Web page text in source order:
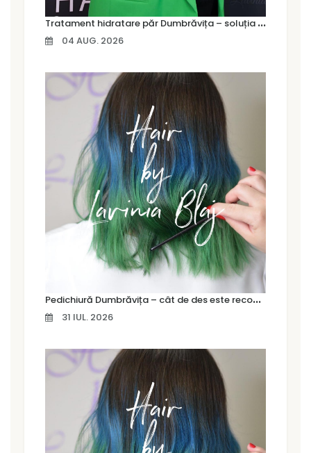
T
ratament hidratare păr Dumbrăvița – soluția pentru un păr moale, strălucitor și sănătos
04 AUG. 2026
P
edichiură Dumbrăvița – cât de des este recomandat să îți faci o pedichiură profesională
31 IUL. 2026